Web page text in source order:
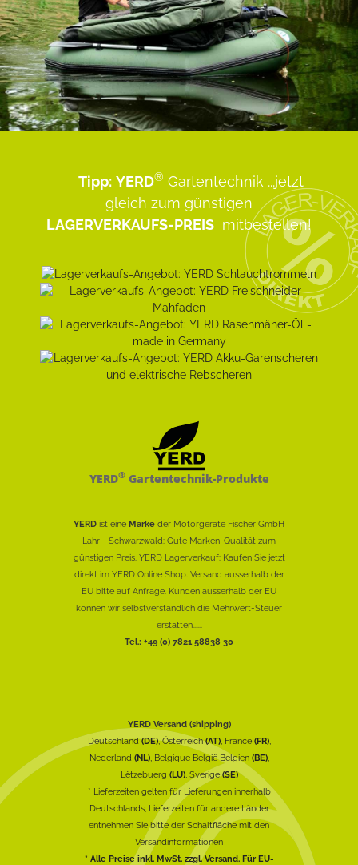
Tipp: YERD® Gartentechnik ...jetzt
gleich zum günstigen
LAGERVERKAUFS-PREIS mitbestellen!
YERD®Gartentechnik-Produkte
YERD ist eine Marke der Motorgeräte Fischer GmbH
Lahr - Schwarzwald: Gute Marken-Qualität zum
günstigen Preis. YERD Lagerverkauf: Kaufen Sie jetzt
direkt im YERD Online Shop. Versand ausserhalb der
EU bitte auf Anfrage. Kunden ausserhalb der EU
können wir selbstverständlich die Mehrwert-Steuer
erstatten......
Tel.: +49 (0) 7821 58838 30
YERD Versand (shipping)
Deutschland(DE), Österreich(AT), France (FR),
Nederland (NL), Belgique België Belgien (BE),
Lëtzebuerg (LU), Sverige(SE)
* Lieferzeiten gelten für Lieferungen innerhalb
Deutschlands, Lieferzeiten für andere Länder
entnehmen Sie bitte der Schaltfläche mit den
Versandinformationen
* Alle Preise inkl. MwSt. zzgl. Versand. Für EU-